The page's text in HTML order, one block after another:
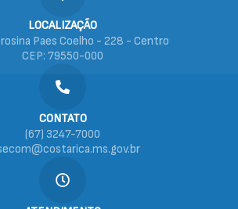
LOCALIZAÇÃO
Paes Coelho - 228 - Centro
CEP: 79550-000
CONTATO
(67) 3247-7000